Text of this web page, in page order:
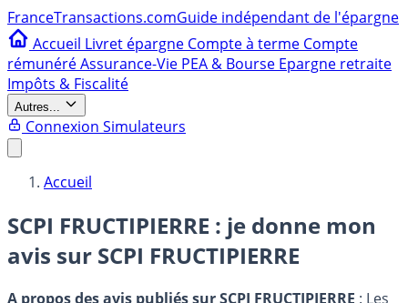
FranceTransactions.comGuide indépendant de l'épargne
Accueil Livret épargne Compte à terme Compte
rémunéréAssurance-Vie PEA & Bourse Epargne retraite
Impôts & Fiscalité
Autres...
Connexion Simulateurs
Accueil
SCPI FRUCTIPIERRE : je donne mon
avis sur SCPI FRUCTIPIERRE
A propos des avis publiés sur SCPI FRUCTIPIERRE : Les